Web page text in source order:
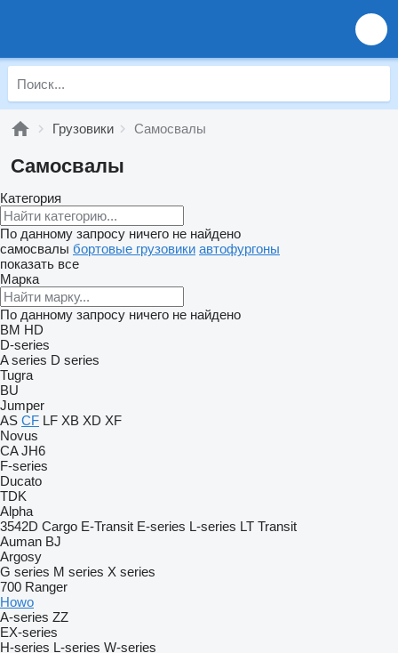
Грузовики Самосвалы
Самосвалы
Категория
По данному запросу ничего не найдено
самосвалы бортовые грузовики автофургоны
показать все
Марка
По данному запросу ничего не найдено
BM HD
D-series
A series D series
Tugra
BU
Jumper
AS CF LF XB XD XF
Novus
CA JH6
F-series
Ducato
TDK
Alpha
3542D Cargo E-Transit E-series L-series LT Transit
Auman BJ
Argosy
G series M series X series
700 Ranger
Howo
A-series ZZ
EX-series
H-series L-series W-series